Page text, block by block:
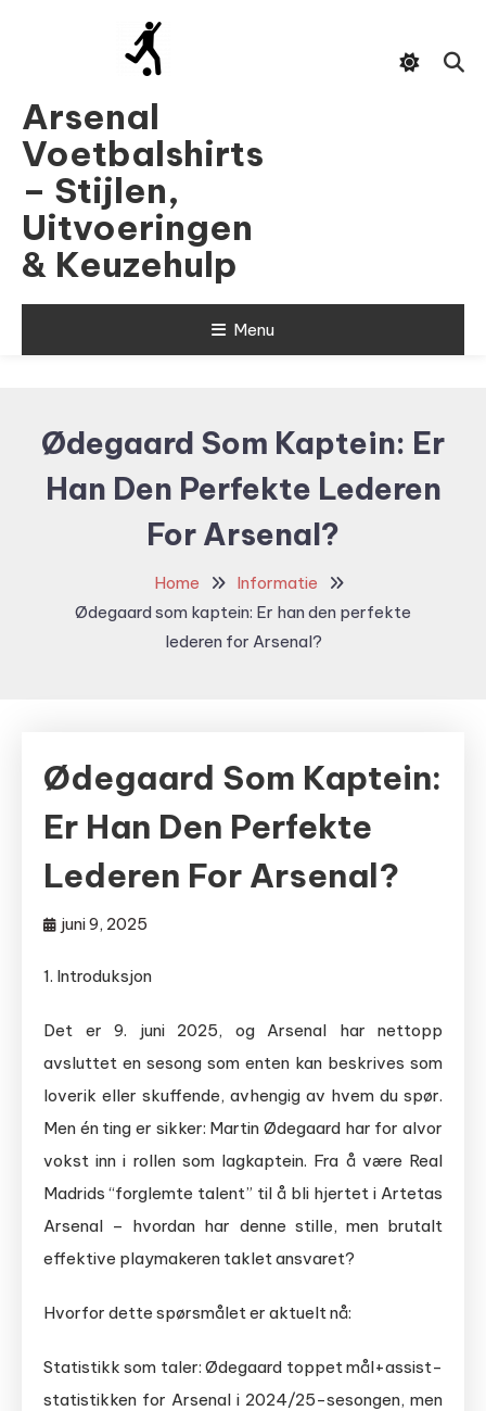
Arsenal
Voetbalshirts
– Stijlen,
Uitvoeringen
& Keuzehulp
Menu
Ødegaard Som Kaptein: Er
Han Den Perfekte Lederen
For Arsenal?
Home
Informatie
Ødegaard som kaptein: Er han den perfekte
lederen for Arsenal?
Ødegaard Som Kaptein:
Er Han Den Perfekte
Lederen For Arsenal?
juni 9, 2025
1. Introduksjon
Det er 9. juni 2025, og Arsenal har nettopp
avsluttet en sesong som enten kan beskrives som
loverik eller skuffende, avhengig av hvem du spør.
Men én ting er sikker: Martin Ødegaard har for alvor
vokst inn i rollen som lagkaptein. Fra å være Real
Madrids “forglemte talent” til å bli hjertet i Artetas
Arsenal – hvordan har denne stille, men brutalt
effektive playmakeren taklet ansvaret?
Hvorfor dette spørsmålet er aktuelt nå:
Statistikk som taler: Ødegaard toppet mål+assist-
statistikken for Arsenal i 2024/25-sesongen, men